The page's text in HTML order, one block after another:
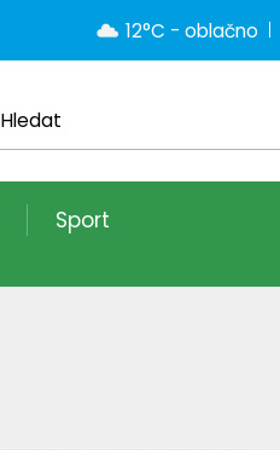
12°C - oblačno
Sport